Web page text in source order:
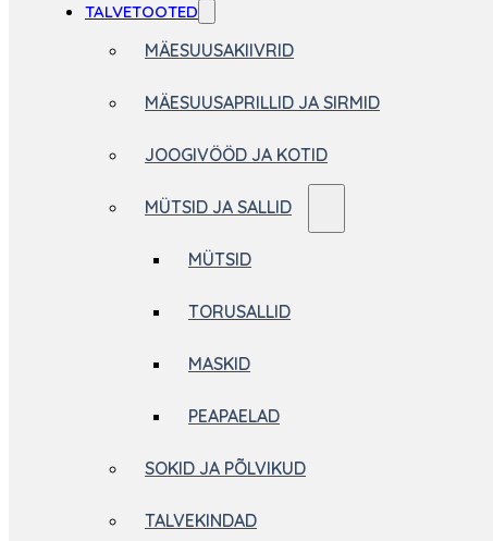
TALVETOOTED
MÄESUUSAKIIVRID
MÄESUUSAPRILLID JA SIRMID
JOOGIVÖÖD JA KOTID
MÜTSID JA SALLID
MÜTSID
TORUSALLID
MASKID
PEAPAELAD
SOKID JA PÕLVIKUD
TALVEKINDAD